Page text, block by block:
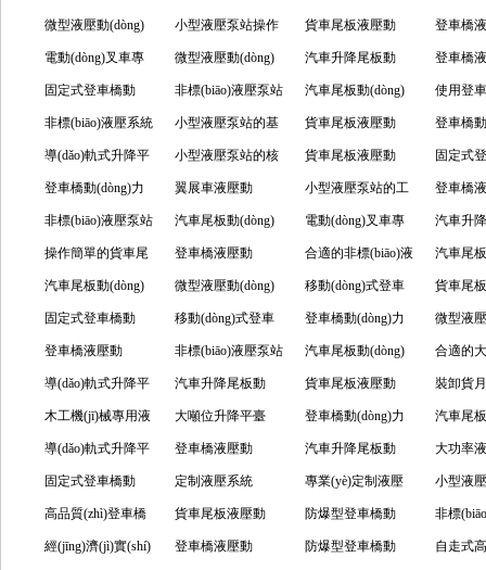
些原因？ 應(yīng)用場景 包括哪些？ 樣，
哪些領
單元的特點(diǎn)有
哪些？
單元的核心組成與
工作原理
力單元的作用有哪
些？
型液壓
單元
微型液壓動(dòng)
力單元的特點(diǎn)
及應(yīng)用場景
小型液壓泵站操作
應(yīng)遵循哪些
規(guī)程
貨車尾板液壓動
(dòng)力單元的各
個(gè)方面介紹
登車橋
(dòng)
本組成
介紹
電動(dòng)叉車專
用液壓單元的應
(yīng)用如何
微型液壓動(dòng)
力單元的微型化特
征與驅(qū)動(dòng)
規(guī)格
汽車升降尾板動
(dòng)力單元的核
心作用
登車橋
(dòng)
作原理
固定式登車橋動
(dòng)力單元的構
(gòu)成及特點
(diǎn)
非標(biāo)液壓泵站
使用要注意什么？
汽車尾板動(dòng)
力單元的安裝流程
有哪些？
使用登
(dòng)
有什么好
非標(biāo)液壓系統
(tǒng)有什么特點
(diǎn)，應(yīng)用
在哪里？
小型液壓泵站的基
本工作原理
貨車尾板液壓動
(dòng)力單元的組
成部分
登車橋
單元的
講究？
導(dǎo)軌式升降平
臺(tái)液壓泵站的
組成及功能怎樣？
小型液壓泵站的核
心特點(diǎn)與工作
原理
貨車尾板液壓動
(dòng)力單元的核
心組成部分介紹
固定式
(dòng)
(yán)格
求？
登車橋動(dòng)力
單元的功能有哪
些？
翼展車液壓動
(dòng)力單元由哪
些部分組成？
小型液壓泵站的工
作環(huán)境有哪
些要求？
登車橋
(dòng)
心特點
些？
非標(biāo)液壓泵站
的維護(hù)周期如
何
汽車尾板動(dòng)
力單元的維護(hù)
保養(yǎng)要求
電動(dòng)叉車專
用液壓單元有什么
作用？
汽車升
(dòng)
(shè)計
操作簡單的貨車尾
板液壓動(dòng)力
單元
登車橋液壓動
(dòng)力單元有什
么特點
(diǎn)？
合適的非標(biāo)液
壓泵站怎么選擇？
汽車尾
力單元
如何？
汽車尾板動(dòng)
力單元的組成、選
購及應(yīng)用
微型液壓動(dòng)
力單元的工作及應
(yīng)用
移動(dòng)式登車
橋動(dòng)力單元
的應(yīng)用領
(lǐng)域
貨車尾
(dòng)
樣的產
固定式登車橋動
(dòng)力單元的維
護(hù)怎樣？
移動(dòng)式登車
橋動(dòng)力單元
的維護(hù)保養
(yǎng)怎么安排？
登車橋動(dòng)力
單元的具體運(yùn)
行機(jī)制和關
(guān)鍵細(xì)節
(jié)
微型液
力單元
原理與
點(diǎn)
登車橋液壓動
(dòng)力單元的功
能特性
非標(biāo)液壓泵站
的關(guān)鍵參數
(shù)匹配
汽車尾板動(dòng)
力單元的安裝和調
(diào)試
合適的
泵站怎
導(dǎo)軌式升降平
臺(tái)液壓泵站的
維護(hù)保養(yǎng)
汽車升降尾板動
(dòng)力單元的維
護(hù)和檢查怎么
安排？
貨車尾板液壓動
(dòng)力單元的安
裝步驟
裝卸貨
壓動
的類型
用場景
木工機(jī)械專用液
壓泵站的維護(hù)
與保養(yǎng)指南
大噸位升降平臺
(tái)液壓泵站是怎
樣的裝置？
登車橋動(dòng)力
單元的集成化設
(shè)計(jì)原理
汽車尾
力單元
事項
導(dǎo)軌式升降平
臺(tái)液壓泵站的
使用指南介紹
登車橋液壓動
(dòng)力單元的操
作相關(guān)內
(nèi)容
汽車升降尾板動
(dòng)力單元該產
(chǎn)品怎樣？
大功率
(nèi)容
步了解
固定式登車橋動
(dòng)力單元的各
部件及作用
定制液壓系統
(tǒng)有什么要
求？
專業(yè)定制液壓
泵站的優(yōu)勢及
特點(diǎn)
小型液
力調
法
高品質(zhì)登車橋
動(dòng)力單元是
貨車尾板液壓動
(dòng)力單元的核
防爆型登車橋動
(dòng)力單元的核
非標
的工作
經(jīng)濟(jì)實(shí) 登車橋液壓動 防爆型登車橋動 自走式